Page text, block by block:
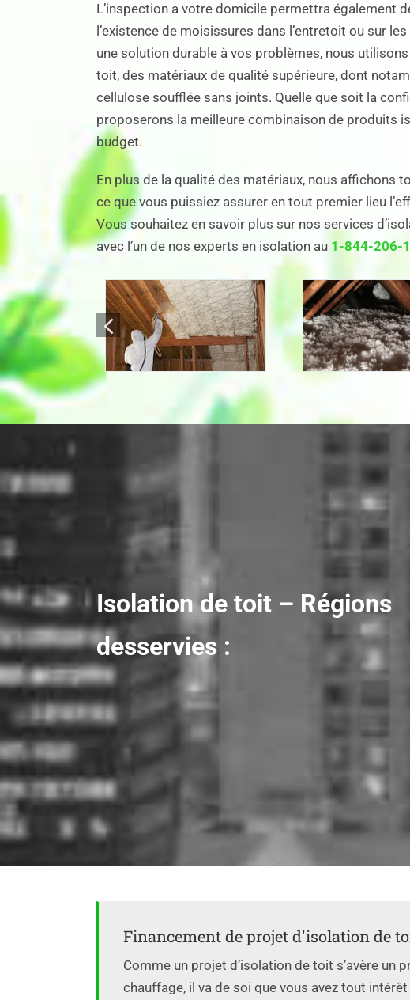
L’inspection a votre domicile permettra également
l’existence de moisissures dans l’entretoit ou sur
une solution durable à vos problèmes, nous
toit, des matériaux de qualité supérieure, dont
cellulose soufflée sans joints. Quelle que soit la
proposerons la meilleure combinaison de produits
budget.
En plus de la qualité des matériaux, nous
ce que vous puissiez assurer en tout premier lieu
Vous souhaitez en savoir plus sur nos services
avec l’un de nos experts en isolation au 1-844-206-
Isolation de toit – Régions
desservies :
Financement de projet d'isolation de
Comme un projet d’isolation de toit s’avère
chauffage, il va de soi que vous avez tout